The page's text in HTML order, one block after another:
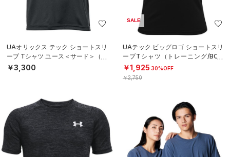
UAオリックス テック ショートスリ
ーブ Tシャツ ユース＜サード＞（ベ
ースボール/BOYS）
￥3,300
SALE
UAテック ビッグロゴ ショートスリ
ーブTシャツ（トレーニング/BOY
S）
￥1,925 30%OFF
￥2,750